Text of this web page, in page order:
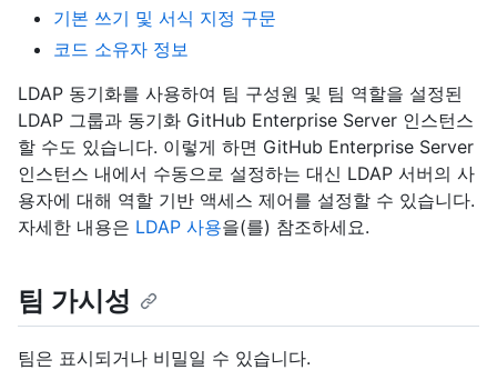
기본 쓰기 및 서식 지정 구문
코드 소유자 정보
LDAP 동기화를 사용하여 팀 구성원 및 팀 역할을 설정된
LDAP 그룹과 동기화 GitHub Enterprise Server 인스턴스
할 수도 있습니다. 이렇게 하면 GitHub Enterprise Server
인스턴스 내에서 수동으로 설정하는 대신 LDAP 서버의 사
용자에 대해 역할 기반 액세스 제어를 설정할 수 있습니다.
자세한 내용은 LDAP 사용을(를) 참조하세요.
팀 가시성
팀은 표시되거나 비밀일 수 있습니다.